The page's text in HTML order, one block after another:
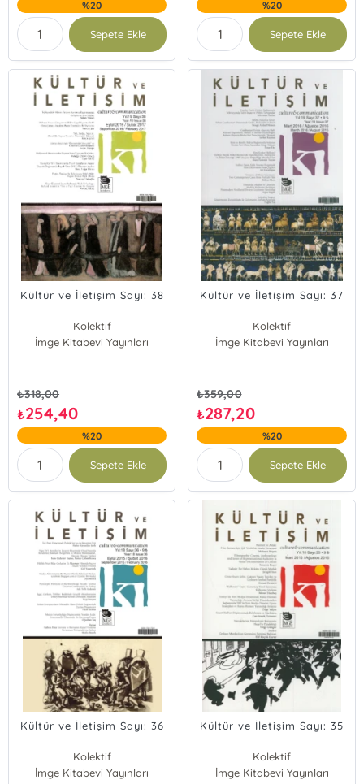
%20
Sepete Ekle
%20
Sepete Ekle
Kültür ve İletişim Sayı: 38
Kolektif
İmge Kitabevi Yayınları
₺318,00
₺254,40
%20
Sepete Ekle
Kültür ve İletişim Sayı: 37
Kolektif
İmge Kitabevi Yayınları
₺359,00
₺287,20
%20
Sepete Ekle
Kültür ve İletişim Sayı: 36
Kolektif
İmge Kitabevi Yayınları
Kültür ve İletişim Sayı: 35
Kolektif
İmge Kitabevi Yayınları